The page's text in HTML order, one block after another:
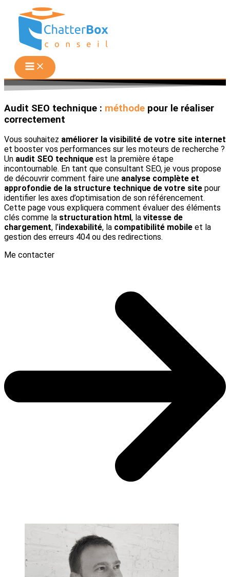
contenu
Audit SEO technique : méthode pour le réaliser
correctement
Vous souhaitez améliorer la visibilité de votre site internet
et booster vos performances sur les moteurs de recherche ?
Un audit SEO technique est la première étape
incontournable. En tant que consultant SEO, je vous propose
de découvrir comment faire une analyse complète et
approfondie de la structure technique de votre site pour
identifier les axes d’optimisation de son référencement.
Cette page vous expliquera comment évaluer des éléments
clés comme la structuration html , la vitesse de
chargement, l’indexabilité, la compatibilité mobile et la
gestion des erreurs 404 ou des redirections.
Me contacter